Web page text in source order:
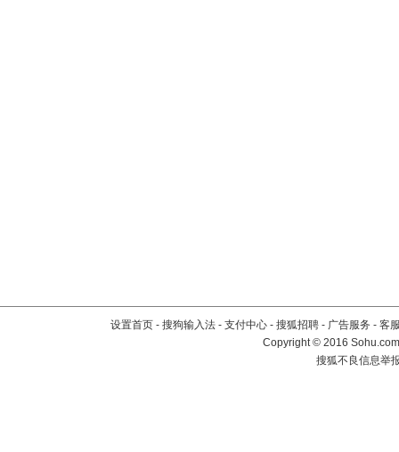
设置首页 - 搜狗输入法 - 支付中心 - 搜狐招聘 - 广告服务 - 客
Copyright©2016
搜狐不良信息举